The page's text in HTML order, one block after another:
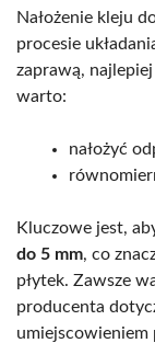
Nałożenie kleju
procesie
zaprawą,
warto:
nałożyć
Kluczowe jest,
do 5 mm, co
płytek. Zawsze
producenta
umiejscowieniem